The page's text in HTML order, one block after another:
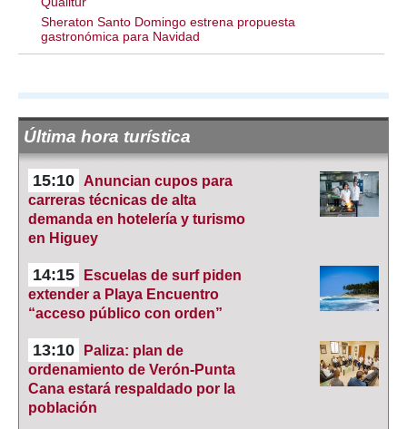
Sheraton Santo Domingo estrena propuesta
gastronómica para Navidad
Última hora turística
15:10
Anuncian cupos para
carreras técnicas de alta
demanda en hotelería y turismo
en Higuey
14:15
Escuelas de surf piden
extender a Playa Encuentro
“acceso público con orden”
13:10
Paliza: plan de
ordenamiento de Verón-Punta
Cana estará respaldado por la
población